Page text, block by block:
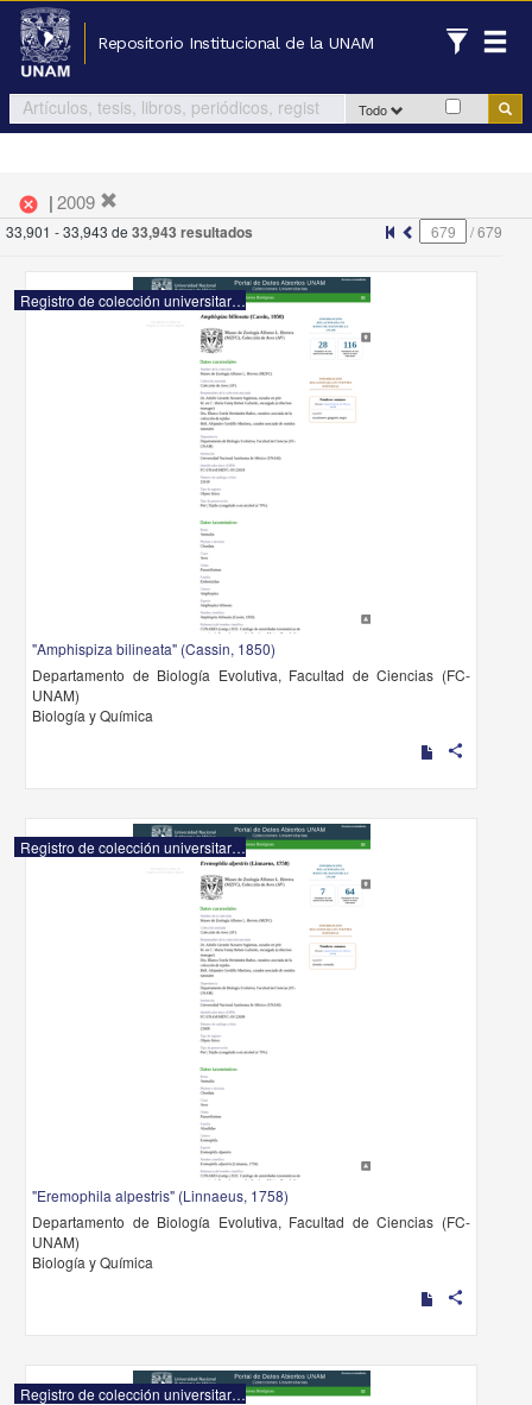
Repositorio Institucional de la UNAM
Todo
cancel |2009
33,901 - 33,943 de 33,943 resultados /679
Registro de colección universitaria
"Amphispiza bilineata" (Cassin, 1850)
Departamento de Biología Evolutiva, Facultad de Ciencias (FC-
UNAM)
Biología y Química
share
Registro de colección universitaria
"Eremophila alpestris" (Linnaeus, 1758)
Departamento de Biología Evolutiva, Facultad de Ciencias (FC-
UNAM)
Biología y Química
share
Registro de colección universitaria